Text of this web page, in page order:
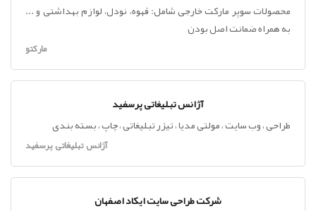
محصولات سوپر مارکت خارجی شامل: قهوه، نودل، لوازم بهداشتی و ...
به همراه ضمانت اصل بودن
مارکتو
آژانس تبلیغاتی پرسفید
طراحی ، وب سایت ، مولتی مدیا ، تیزر تبلیغاتی ، چاپ ، بسته بندی
آژانس تبلیغاتی پرسفید
شرکت طراحی سایت ایکاد اصفهان